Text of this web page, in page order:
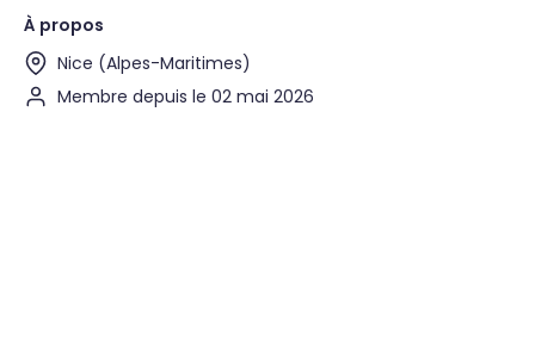
À propos
Nice (Alpes-Maritimes)
Membre depuis le 02 mai 2026